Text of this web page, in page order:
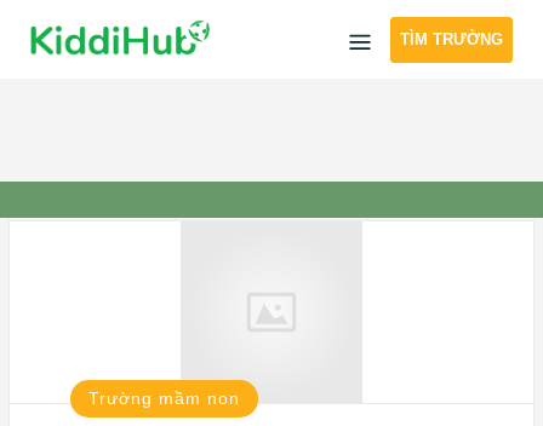
TÌM TRƯỜNG
Trường mầm non